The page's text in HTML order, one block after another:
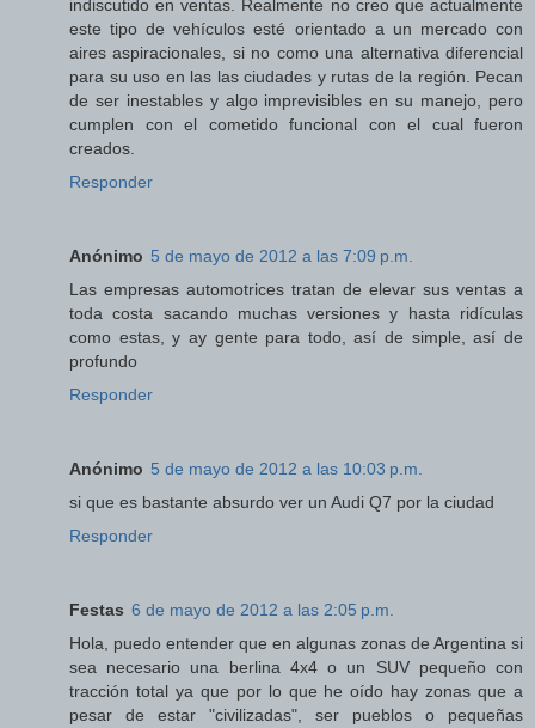
indiscutido en ventas. Realmente no creo que actualmente
este tipo de vehículos esté orientado a un mercado con
aires aspiracionales, si no como una alternativa diferencial
para su uso en las las ciudades y rutas de la región. Pecan
de ser inestables y algo imprevisibles en su manejo, pero
cumplen con el cometido funcional con el cual fueron
creados.
Responder
Anónimo 5 de mayo de 2012 a las 7:09 p.m.
Las empresas automotrices tratan de elevar sus ventas a
toda costa sacando muchas versiones y hasta ridículas
como estas, y ay gente para todo, así de simple, así de
profundo
Responder
Anónimo 5 de mayo de 2012 a las 10:03 p.m.
si que es bastante absurdo ver un Audi Q7 por la ciudad
Responder
Festas 6 de mayo de 2012 a las 2:05 p.m.
Hola, puedo entender que en algunas zonas de Argentina si
sea necesario una berlina 4x4 o un SUV pequeño con
tracción total ya que por lo que he oído hay zonas que a
pesar de estar "civilizadas", ser pueblos o pequeñas